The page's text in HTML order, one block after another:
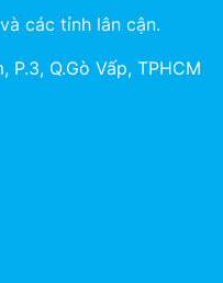
các tỉnh lân cận.
Q.Gò Vấp, TPHCM